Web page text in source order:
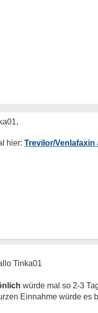
Trevilor/
Tinka01
würde mal so 2-3
Einnahme würde es